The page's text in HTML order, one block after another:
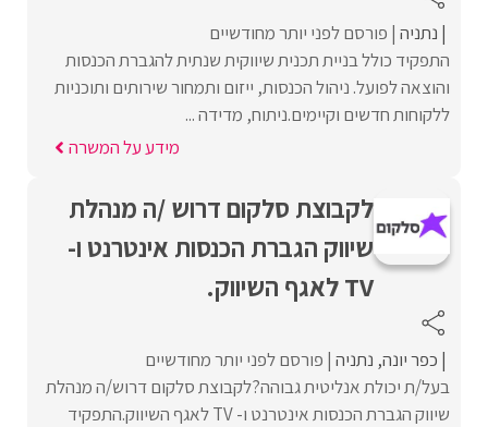
נתניה פורסם לפני יותר מחודשיים
התפקיד כולל בניית תכנית שיווקית שנתית להגברת הכנסות
והוצאה לפועל. ניהול הכנסות, ייזום ותמחור שירותים ותוכניות
ללקוחות חדשים וקיימים.ניתוח, מדידה ...
מידע על המשרה
לקבוצת סלקום דרוש /ה מנהלת
שיווק הגברת הכנסות אינטרנט ו-
TV לאגף השיווק.
כפר יונה נתניה פורסם לפני יותר מחודשיים
בעל/ת יכולת אנליטית גבוהה?לקבוצת סלקום דרוש/ה מנהלת
שיווק הגברת הכנסות אינטרנט ו- TV לאגף השיווק.התפקיד